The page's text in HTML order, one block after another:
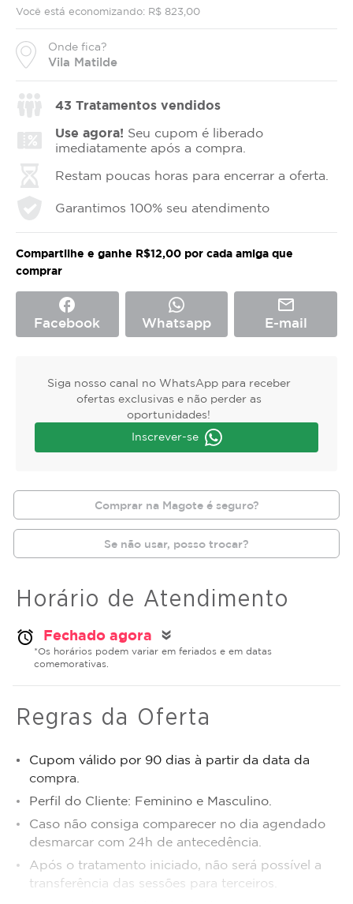
Você está economizando: R$ 823,00
Onde fica?
Vila Matilde
43 Tratamentos vendidos
Use agora! Seu cupom é liberado
imediatamente após a compra.
Restam poucas horas para encerrar a oferta.
Garantimos 100% seu atendimento
Compartilhe e ganhe R$12,00 por cada amiga que
comprar
facebook
Facebook Whatsapp
mail_outline
E-mail
Siga nosso canal no WhatsApp para receber
ofertas exclusivas e não perder as
oportunidades!
Inscrever-se
Comprar na Magote é seguro?
Se não usar, posso trocar?
Horário de Atendimento
alarm Fechado agora double_arrow
*Os horários podem variar em feriados e em datas
comemorativas.
Regras da Oferta
Cupom válido por 90 dias à partir da data da
compra.
Perfil do Cliente: Feminino e Masculino.
Caso não consiga comparecer no dia agendado
desmarcar com 24h de antecedência.
Após o tratamento iniciado, não será possível a
transferência das sessões para terceiros.